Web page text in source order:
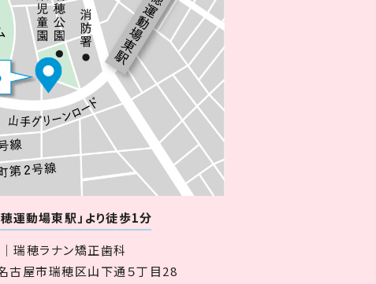
穂運動場東駅」より徒歩1分
瑞穂ラナン矯正歯科
古屋市瑞穂区山下通５丁目28